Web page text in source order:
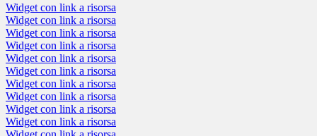
Widget con link a risorsa
Widget con link a risorsa
Widget con link a risorsa
Widget con link a risorsa
Widget con link a risorsa
Widget con link a risorsa
Widget con link a risorsa
Widget con link a risorsa
Widget con link a risorsa
Widget con link a risorsa